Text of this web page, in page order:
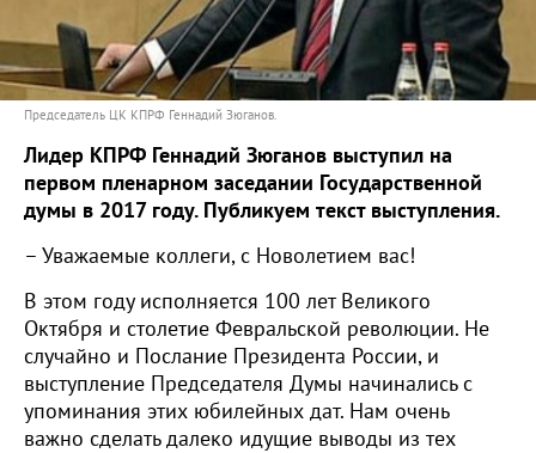
Председатель ЦК КПРФ Геннадий Зюганов.
Лидер КПРФ Геннадий Зюганов выступил на
первом пленарном заседании Государственной
думы в 2017 году. Публикуем текст выступления.
– Уважаемые коллеги, с Новолетием вас!
В этом году исполняется 100 лет Великого
Октября и столетие Февральской революции. Не
случайно и Послание Президента России, и
выступление Председателя Думы начинались с
упоминания этих юбилейных дат. Нам очень
важно сделать далеко идущие выводы из тех